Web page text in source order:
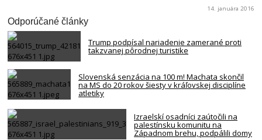
14. januára 2016
Odporúčané články
Trump podpísal nariadenie zamerané proti
takzvanej pôrodnej turistike
Slovenská senzácia na 100 m! Machata skončil
na MS do 20 rokov šiesty v kráľovskej disciplíne
atletiky
Izraelskí osadníci zaútočili na
palestínsku komunitu na
Západnom brehu, podpálili domy